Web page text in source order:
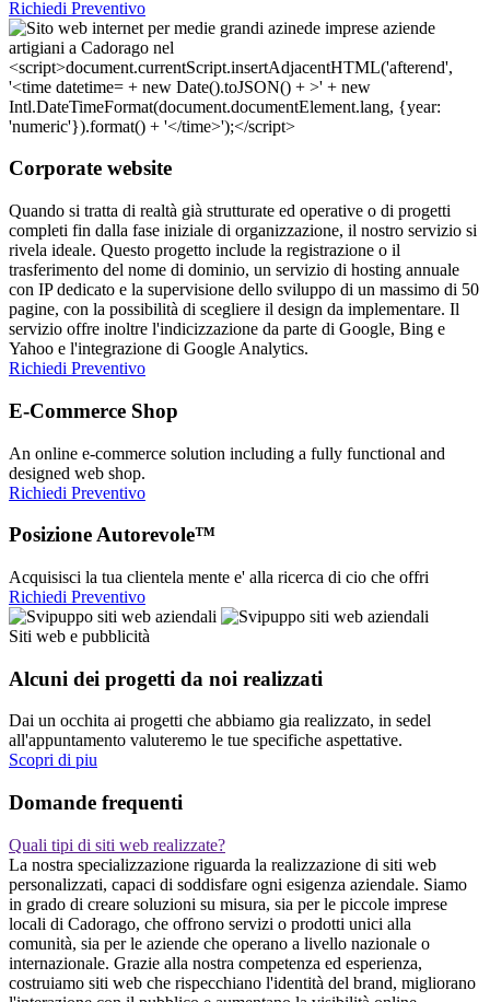
Richiedi Preventivo
Corporate website
Quando si tratta di realtà già strutturate ed operative o di progetti
completi fin dalla fase iniziale di organizzazione, il nostro servizio si
rivela ideale. Questo progetto include la registrazione o il
trasferimento del nome di dominio, un servizio di hosting annuale
con IP dedicato e la supervisione dello sviluppo di un massimo di 50
pagine, con la possibilità di scegliere il design da implementare. Il
servizio offre inoltre l'indicizzazione da parte di Google, Bing e
Yahoo e l'integrazione di Google Analytics.
Richiedi Preventivo
E-Commerce Shop
An online e-commerce solution including a fully functional and
designed web shop.
Richiedi Preventivo
Posizione Autorevole™
Acquisisci la tua clientela mente e' alla ricerca di cio che offri
Richiedi Preventivo
Siti web e pubblicità
Alcuni dei progetti da noi realizzati
Dai un occhita ai progetti che abbiamo gia realizzato, in sedel
all'appuntamento valuteremo le tue specifiche aspettative.
Scopri di piu
Domande frequenti
Quali tipi di siti web realizzate?
La nostra specializzazione riguarda la realizzazione di siti web
personalizzati, capaci di soddisfare ogni esigenza aziendale. Siamo
in grado di creare soluzioni su misura, sia per le piccole imprese
locali di Cadorago, che offrono servizi o prodotti unici alla
comunità, sia per le aziende che operano a livello nazionale o
internazionale. Grazie alla nostra competenza ed esperienza,
costruiamo siti web che rispecchiano l'identità del brand, migliorano